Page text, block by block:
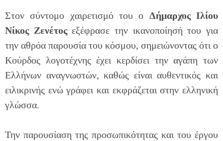
Στον σύντομο χαιρετισμό του ο Δήμαρχος Ιλίου
Νίκος Ζενέτοςεξέφρασε την ικανοποίησή του για
την αθρόα παρουσία του κόσμου, σημειώνοντας ότι ο
Κούρδος λογοτέχνης έχει κερδίσει την αγάπη των
Ελλήνων αναγνωστών, καθώς είναι αυθεντικός και
ειλικρινής ενώ γράφει και εκφράζεται στην ελληνική
γλώσσα.
Την παρουσίαση της προσωπικότητας και του έργου